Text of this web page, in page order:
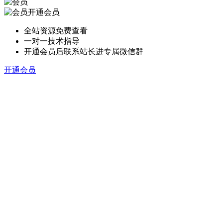
开通会员
全站资源免费查看
一对一技术指导
开通会员后联系站长进专属微信群
开通会员